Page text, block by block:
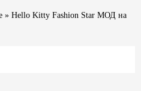
» Hello Kitty Fashion Star МОД на